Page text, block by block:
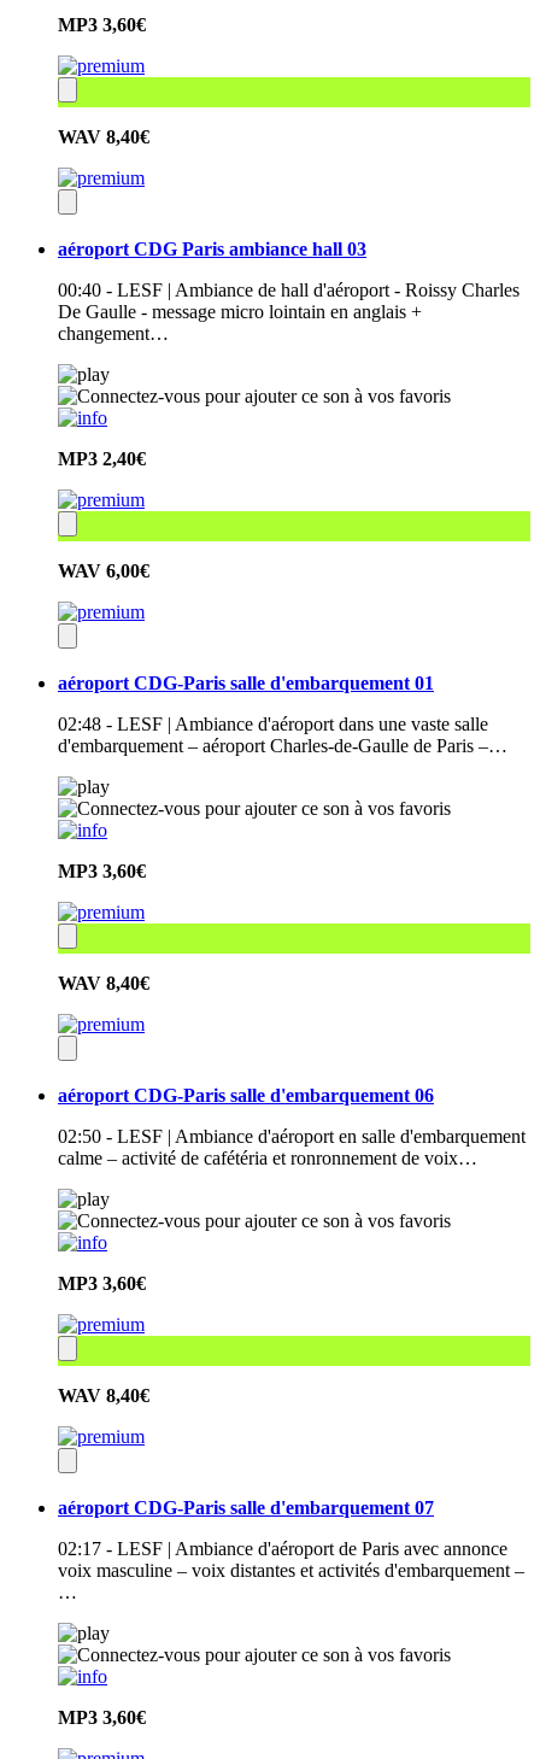
MP3 3,60€
WAV 8,40€
aéroport CDG Paris ambiance hall 03
00:40 - LESF | Ambiance de hall d'aéroport - Roissy Charles
De Gaulle - message micro lointain en anglais +
changement…
MP3 2,40€
WAV 6,00€
aéroport CDG-Paris salle d'embarquement 01
02:48 - LESF | Ambiance d'aéroport dans une vaste salle
d'embarquement – aéroport Charles-de-Gaulle de Paris –…
MP3 3,60€
WAV 8,40€
aéroport CDG-Paris salle d'embarquement 06
02:50 - LESF | Ambiance d'aéroport en salle d'embarquement
calme – activité de cafétéria et ronronnement de voix…
MP3 3,60€
WAV 8,40€
aéroport CDG-Paris salle d'embarquement 07
02:17 - LESF | Ambiance d'aéroport de Paris avec annonce
voix masculine – voix distantes et activités d'embarquement –
…
MP3 3,60€